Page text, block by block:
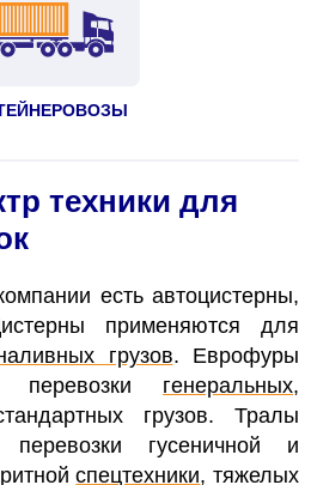
техники для
есть автоцистерны,
применяются для
грузов. Еврофуры
перевозки генеральных,
грузов. Тралы
гусеничной и
спецтехники, тяжелых